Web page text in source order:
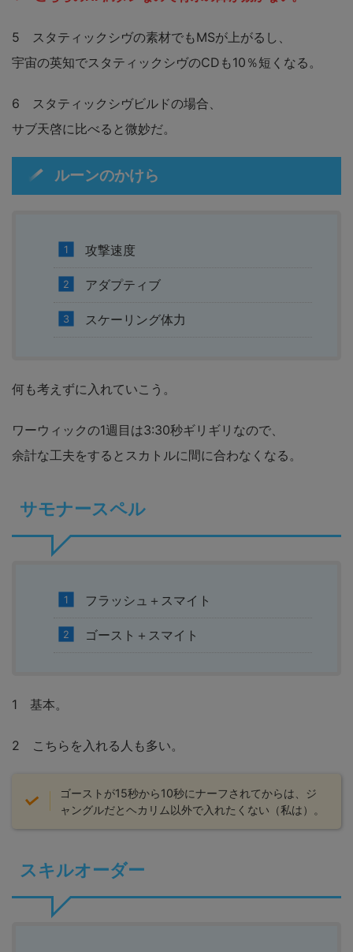
5 スタティックシヴの素材でもMSが上がるし、
宇宙の英知でスタティックシヴのCDも10％短くなる。
6 スタティックシヴビルドの場合、
サブ天啓に比べると微妙だ。
ルーンのかけら
攻撃速度
アダプティブ
スケーリング体力
何も考えずに入れていこう。
ワーウィックの1週目は3:30秒ギリギリなので、
余計な工夫をするとスカトルに間に合わなくなる。
サモナースペル
フラッシュ＋スマイト
ゴースト＋スマイト
1 基本。
2 こちらを入れる人も多い。
ゴーストが15秒から10秒にナーフされてからは、ジ
ャングルだとヘカリム以外で入れたくない（私は）。
スキルオーダー